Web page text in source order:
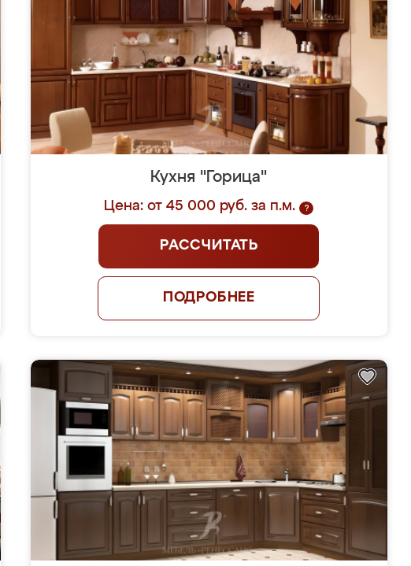
Кухня "Горица"
Цена: от 45 000 руб. за п.м. ?
РАССЧИТАТЬ
ПОДРОБНЕЕ